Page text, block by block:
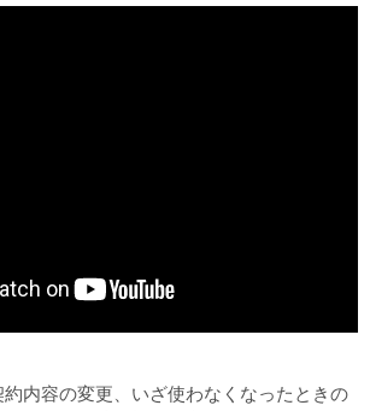
内容の変更、いざ使わなくなったときの